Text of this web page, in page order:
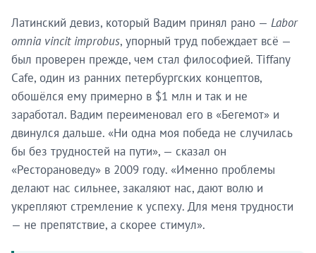
Латинский девиз, который Вадим принял рано — Labor
omnia vincit improbus, упорный труд побеждает всё —
был проверен прежде, чем стал философией. Tiffany
Cafe, один из ранних петербургских концептов,
обошёлся ему примерно в $1 млн и так и не
заработал. Вадим переименовал его в «Бегемот» и
двинулся дальше. «Ни одна моя победа не случилась
бы без трудностей на пути», — сказал он
«Ресторановеду» в 2009 году. «Именно проблемы
делают нас сильнее, закаляют нас, дают волю и
укрепляют стремление к успеху. Для меня трудности
— не препятствие, а скорее стимул».